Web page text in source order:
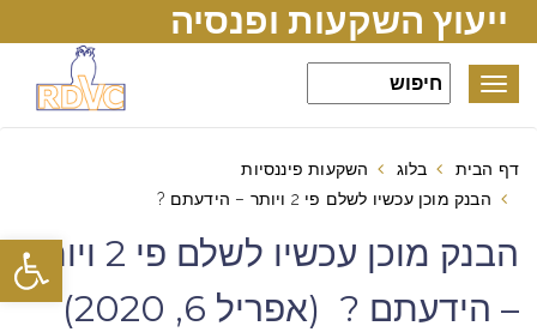
פתח
ייעוץ השקעות ופנסיה
Toggle
דף הבית בלוג
השקעות פיננסיות
הבנק מוכן עכשיו לשלם פי 2 ויותר – הידעתם ?
הבנק מוכן עכשיו לשלם פי 2 ויותר
– הידעתם ? (אפריל 6, 2020)